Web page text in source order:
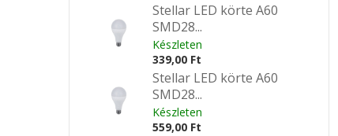
Stellar LED körte A60
SMD28...
Készleten
339,00 Ft
Stellar LED körte A60
SMD28...
Készleten
559,00 Ft